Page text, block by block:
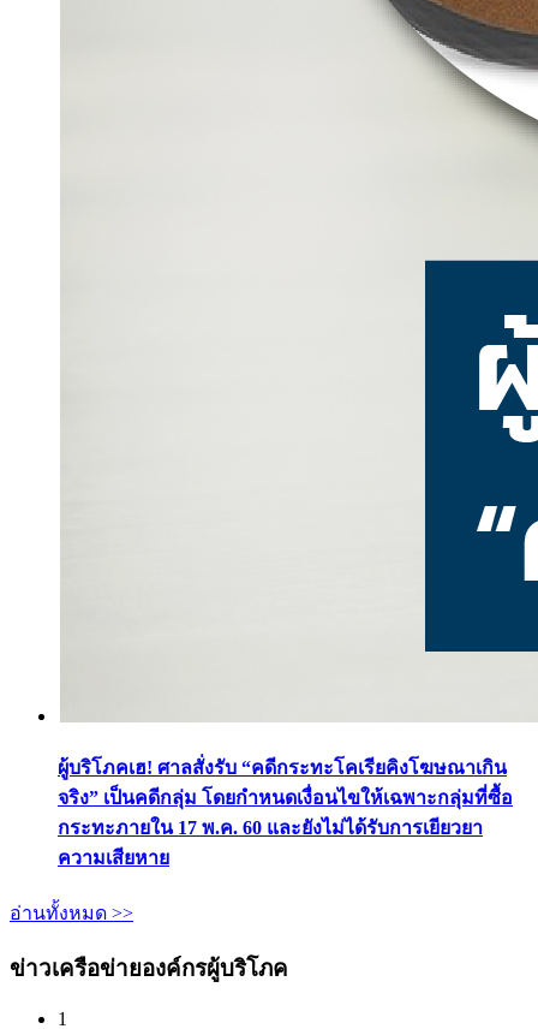
ผู้บริโภคเฮ! ศาลสั่งรับ “คดีกระทะโคเรียคิงโฆษณาเกิน
จริง” เป็นคดีกลุ่ม โดยกำหนดเงื่อนไขให้เฉพาะกลุ่มที่ซื้อ
กระทะภายใน 17 พ.ค. 60 และยังไม่ได้รับการเยียวยา
ความเสียหาย
อ่านทั้งหมด >>
ข่าวเครือข่ายองค์กรผู้บริโภค
1